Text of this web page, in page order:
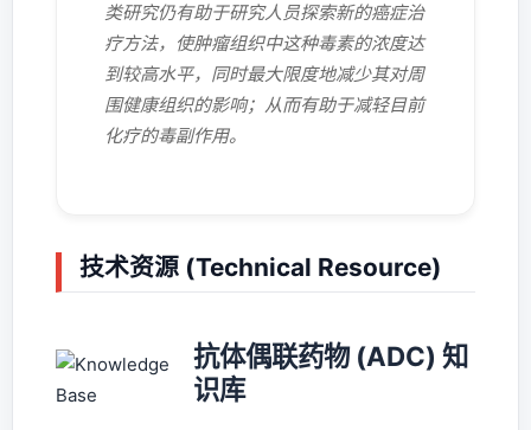
类研究仍有助于研究人员探索新的癌症治
疗方法，使肿瘤组织中这种毒素的浓度达
到较高水平，同时最大限度地减少其对周
围健康组织的影响；从而有助于减轻目前
化疗的毒副作用。
技术资源 (Technical Resource)
抗体偶联药物 (ADC) 知
识库